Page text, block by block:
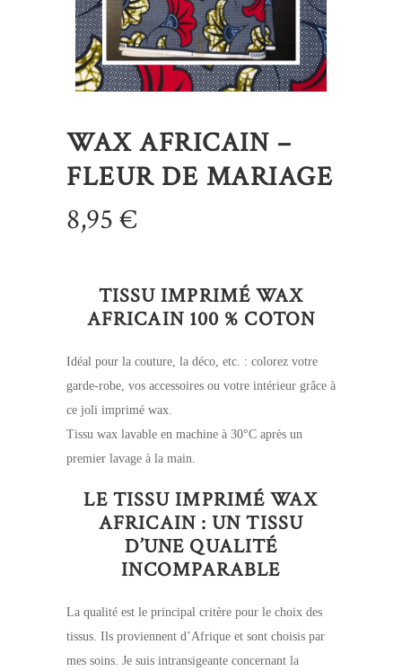
WAX AFRICAIN –
FLEUR DE MARIAGE
8,95€
TISSU IMPRIMÉ WAX
AFRICAIN 100 % COTON
Idéal pour la couture, la déco, etc. : colorez votre
garde-robe, vos accessoires ou votre intérieur grâce à
ce joli imprimé wax.
Tissu wax lavable en machine à 30°C après un
premier lavage à la main.
LE TISSU IMPRIMÉ WAX
AFRICAIN : UN TISSU
D’UNE QUALITÉ
INCOMPARABLE
La qualité est le principal critère pour le choix des
tissus. Ils proviennent d’Afrique et sont choisis par
mes soins. Je suis intransigeante concernant la